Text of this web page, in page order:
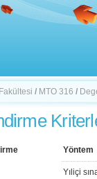
/ MTO 316 /
Yöntem
Yıliçi